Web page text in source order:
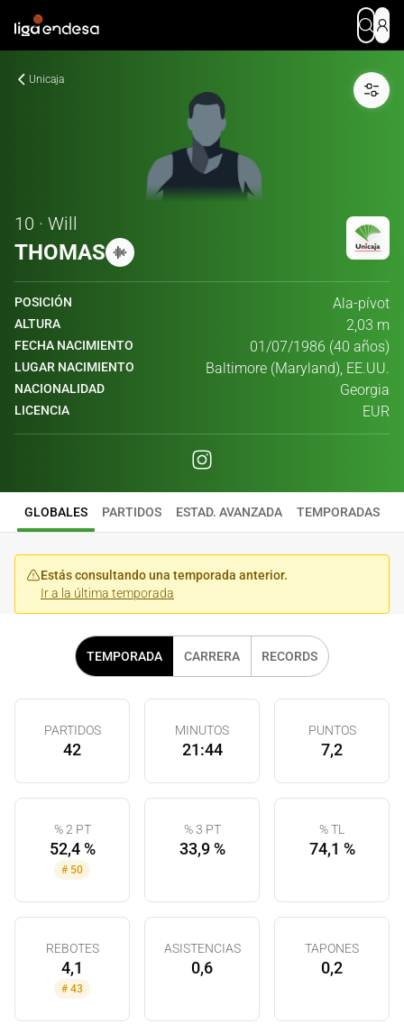
Unicaja
10 · Will
THOMAS
POSICIÓN Ala-pívot
ALTURA 2,03 m
FECHA NACIMIENTO 01/07/1986 (40 años)
LUGAR NACIMIENTO Baltimore (Maryland), EE.UU.
NACIONALIDAD Georgia
LICENCIA EUR
GLOBALES PARTIDOS ESTAD. AVANZADA TEMPORADAS
Estás consultando una temporada anterior.
Ir a la última temporada
TEMPORADA CARRERA RECORDS
PARTIDOS
42
MINUTOS
21:44
PUNTOS
7,2
% 2 PT
52,4 %
# 50
% 3 PT
33,9 %
% TL
74,1 %
REBOTES
4,1
# 43
ASISTENCIAS
0,6
TAPONES
0,2